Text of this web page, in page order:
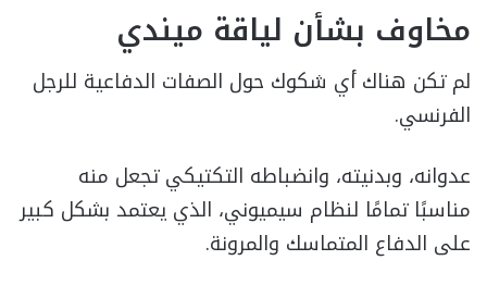
مخاوف بشأن لياقة ميندي
لم تكن هناك أي شكوك حول الصفات الدفاعية للرجل
الفرنسي.
عدوانه، وبدنيته، وانضباطه التكتيكي تجعل منه
مناسبًا تمامًا لنظام سيميوني، الذي يعتمد بشكل كبير
على الدفاع المتماسك والمرونة.